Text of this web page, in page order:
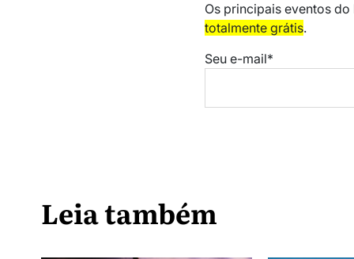
Os principais eventos do
totalmente grátis.
Seu e-mail*
Leia também